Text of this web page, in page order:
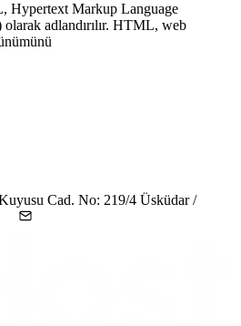
Hypertext Markup Language
adlandırılır. HTML, web
Cad. No: 219/4 Üsküdar /